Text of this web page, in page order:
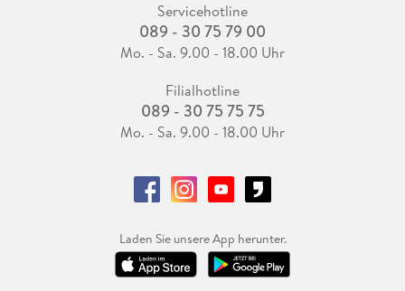
Servicehotline
089 - 30 75 79 00
Mo. - Sa. 9.00 - 18.00 Uhr
Filialhotline
089 - 30 75 75 75
Mo. - Sa. 9.00 - 18.00 Uhr
Laden Sie unsere App herunter.